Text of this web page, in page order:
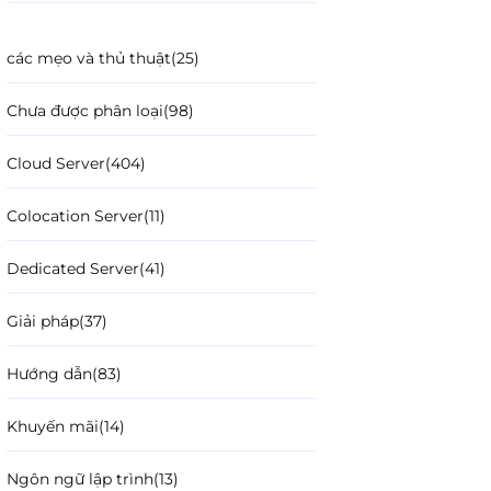
các mẹo và thủ thuật(25)
Chưa được phân loại(98)
Cloud Server(404)
Colocation Server(11)
Dedicated Server(41)
Giải pháp(37)
Hướng dẫn(83)
Khuyến mãi(14)
Ngôn ngữ lập trình(13)